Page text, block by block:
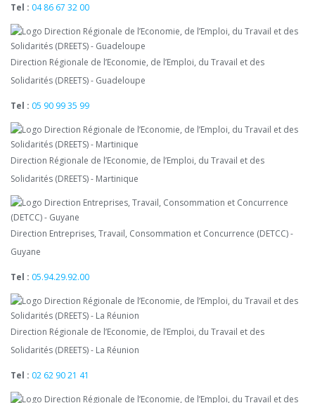
Tel : 04 86 67 32 00
Direction Régionale de l’Economie, de l’Emploi, du Travail et des
Solidarités (DREETS) - Guadeloupe
Tel : 05 90 99 35 99
Direction Régionale de l’Economie, de l’Emploi, du Travail et des
Solidarités (DREETS) - Martinique
Direction Entreprises, Travail, Consommation et Concurrence (DETCC) -
Guyane
Tel : 05.94.29.92.00
Direction Régionale de l’Economie, de l’Emploi, du Travail et des
Solidarités (DREETS) - La Réunion
Tel : 02 62 90 21 41